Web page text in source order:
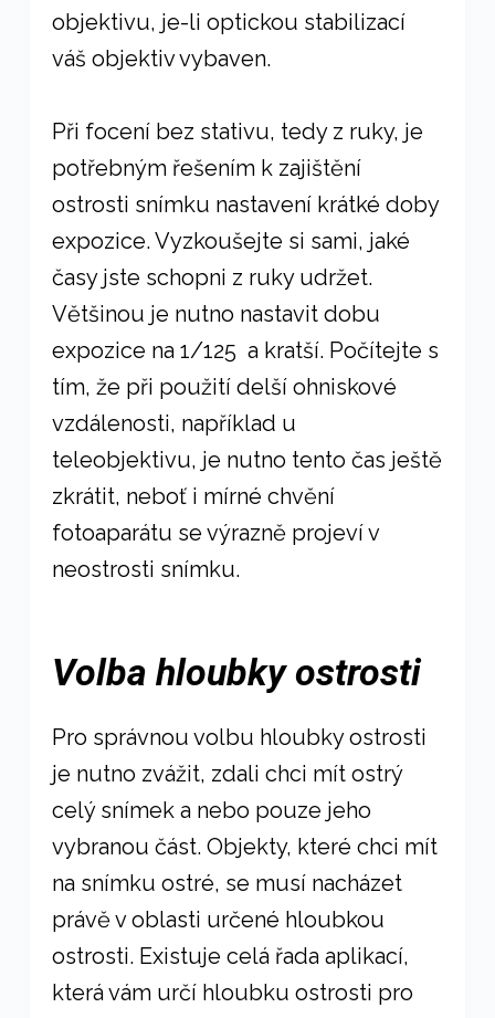
objektivu, je-li optickou stabilizací
váš objektiv vybaven.
Při focení bez stativu, tedy z ruky, je
potřebným řešením k zajištění
ostrosti snímku nastavení krátké doby
expozice. Vyzkoušejte si sami, jaké
časy jste schopni z ruky udržet.
Většinou je nutno nastavit dobu
expozice na 1/125 a kratší. Počítejte s
tím, že při použití delší ohniskové
vzdálenosti, například u
teleobjektivu, je nutno tento čas ještě
zkrátit, neboť i mírné chvění
fotoaparátu se výrazně projeví v
neostrosti snímku.
Volba hloubky ostrosti
Pro správnou volbu hloubky ostrosti
je nutno zvážit, zdali chci mít ostrý
celý snímek a nebo pouze jeho
vybranou část. Objekty, které chci mít
na snímku ostré, se musí nacházet
právě v oblasti určené hloubkou
ostrosti. Existuje celá řada aplikací,
která vám určí hloubku ostrosti pro